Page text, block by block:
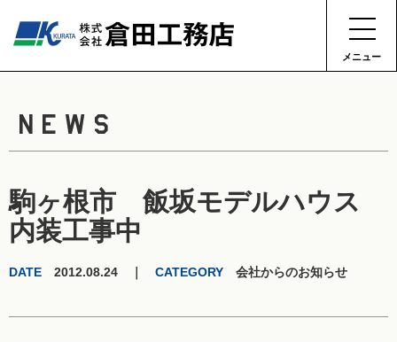
メニュー
NEWS
駒ヶ根市 飯坂モデルハウス
内装工事中
DATE 2012.08.24 ｜ CATEGORY 会社からのお知らせ